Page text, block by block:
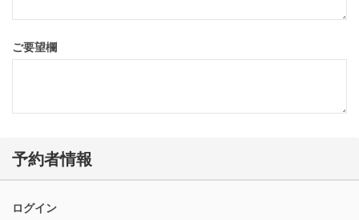
ご要望欄
予約者情報
ログイン